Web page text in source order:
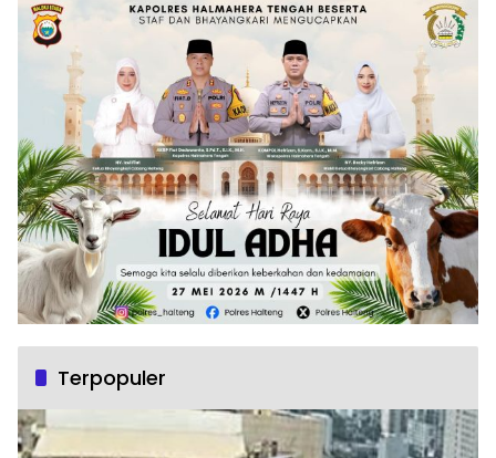
Terpopuler